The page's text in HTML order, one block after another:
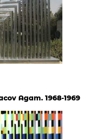
Agam. 1968-1969